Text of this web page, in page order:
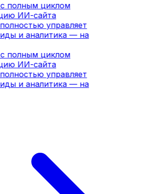
полным циклом
ИИ-сайта
управляет
и аналитика — на
полным циклом
ИИ-сайта
управляет
и аналитика — на